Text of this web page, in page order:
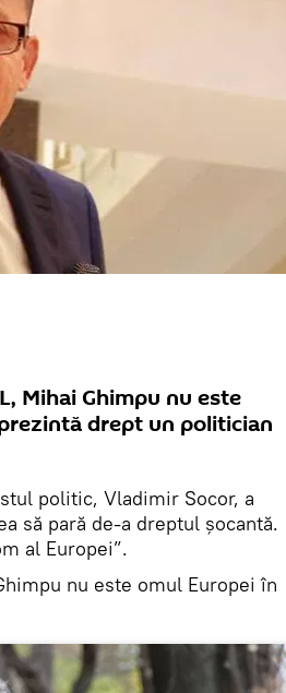
Mihai Ghimpu nu este
drept un politician
politic, Vladimir Socor, a
să pară de-a dreptul şocantă.
al Europei”.
nu este omul Europei în